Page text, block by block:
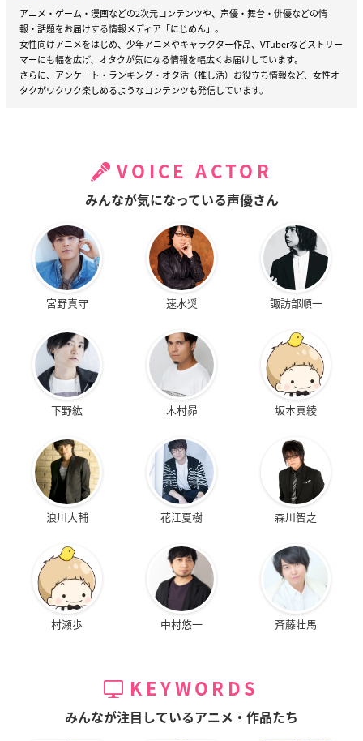
アニメ・ゲーム・漫画などの2次元コンテンツや、声優・舞台・俳優などの情
報・話題をお届けする情報メディア「にじめん」。
女性向けアニメをはじめ、少年アニメやキャラクター作品、VTuberなどストリー
マーにも幅を広げ、オタクが気になる情報を幅広くお届けしています。
さらに、アンケート・ランキング・オタ活（推し活）お役立ち情報など、女性オ
タクがワクワク楽しめるようなコンテンツも発信しています。
VOICE ACTOR
みんなが気になっている声優さん
宮野真守 速水奨 諏訪部順一
下野紘 木村昴 坂本真綾
浪川大輔 花江夏樹 森川智之
村瀬歩 中村悠一 斉藤壮馬
KEYWORDS
みんなが注目しているアニメ・作品たち